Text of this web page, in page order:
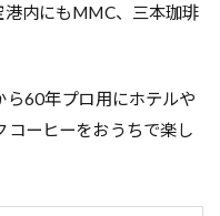
港内にもMMC、三本珈琲
ら60年プロ用にホテルや
コーヒーをおうちで楽し